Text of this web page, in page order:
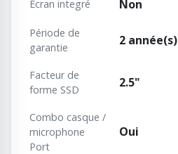
Écran integré Non
Période de
garantie
2 année(s)
Facteur de
forme SSD
2.5"
Combo casque /
microphone
Port
Oui